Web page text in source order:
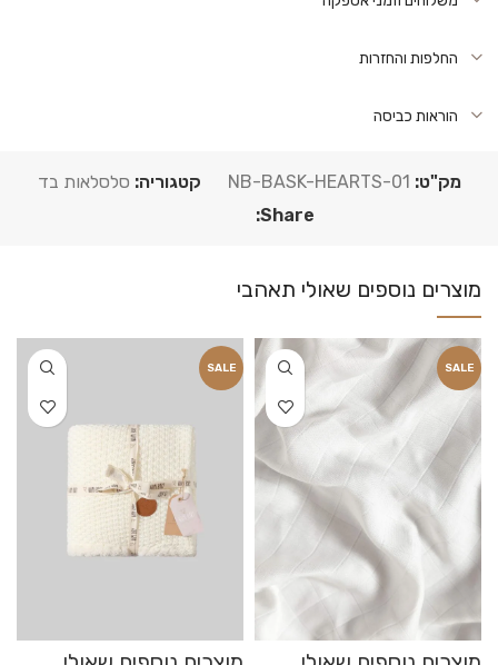
החלפות והחזרות
הוראות כביסה
מק"ט: NB-BASK-HEARTS-01 קטגוריה: סלסלאות בד
Share:
SALE
SALE